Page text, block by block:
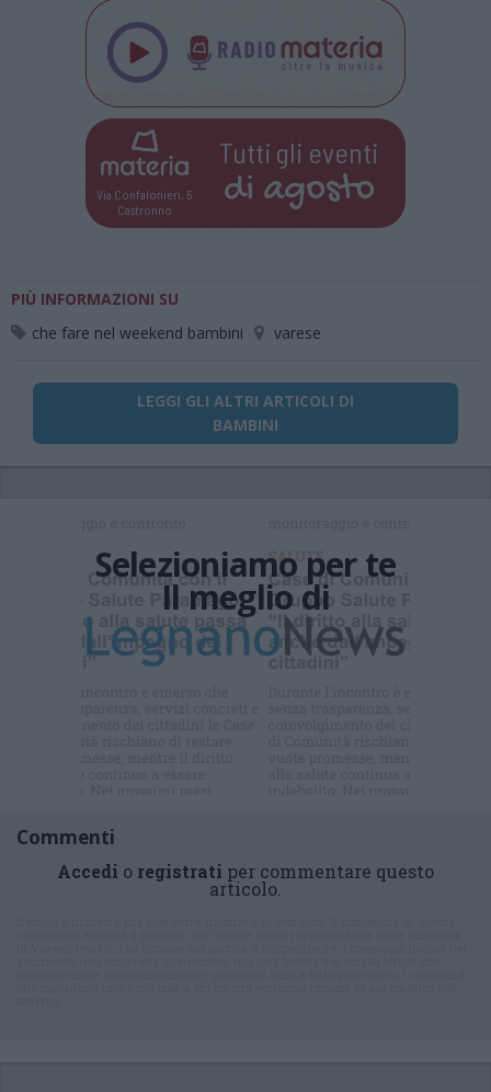
Via Confalonieri, 5
Castronno
Tutti gli eventi
di agosto
PIÙ INFORMAZIONI SU
che fare nel weekend bambini
varese
LEGGI GLI ALTRI ARTICOLI DI
BAMBINI
Selezioniamo per te
Il meglio di
Commenti
Accedi o registrati per commentare questo
articolo.